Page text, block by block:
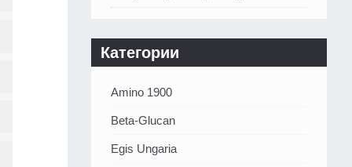
Категории
Amino 1900
Beta-Glucan
Egis Ungaria